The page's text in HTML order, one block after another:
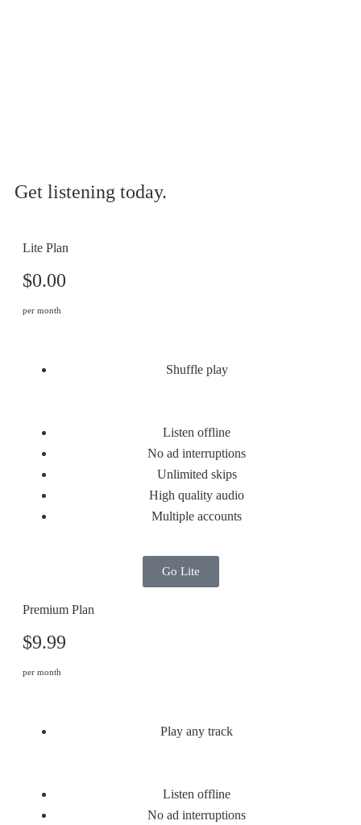
Get listening today.
Lite Plan
$0.00
per month
Shuffle play
Listen offline
No ad interruptions
Unlimited skips
High quality audio
Multiple accounts
Go Lite
Premium Plan
$9.99
per month
Play any track
Listen offline
No ad interruptions